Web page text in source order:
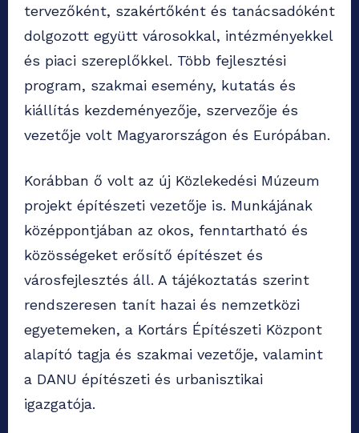
tervezőként, szakértőként és tanácsadóként
dolgozott együtt városokkal, intézményekkel
és piaci szereplőkkel. Több fejlesztési
program, szakmai esemény, kutatás és
kiállítás kezdeményezője, szervezője és
vezetője volt Magyarországon és Európában.
Korábban ő volt az új Közlekedési Múzeum
projekt építészeti vezetője is. Munkájának
középpontjában az okos, fenntartható és
közösségeket erősítő építészet és
városfejlesztés áll. A tájékoztatás szerint
rendszeresen tanít hazai és nemzetközi
egyetemeken, a Kortárs Építészeti Központ
alapító tagja és szakmai vezetője, valamint
a DANU építészeti és urbanisztikai
igazgatója.